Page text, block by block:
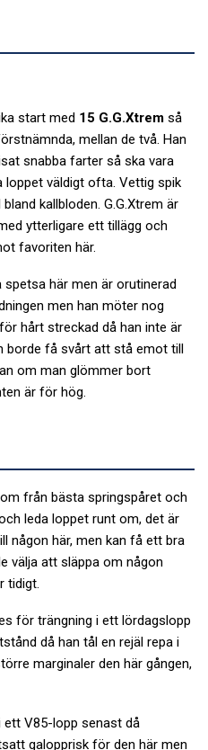
start med 15 G.G.Xtrem så
mellan de två. Han
snabba farter så ska vara
väldigt ofta. Vettig spik
kallbloden. G.G.Xtrem är
ytterligare ett tillägg och
favoriten här.
spetsa här men är orutinerad
men han möter nog
hårt streckad då han inte är
borde få svårt att stå emot till
om man glömmer bort
är för hög.
från bästa springspåret och
leda loppet runt om, det är
någon här, men kan få ett bra
välja att släppa om någon
tidigt.
för trängning i ett lördagslopp
då han tål en rejäl repa i
marginaler den här gången,
ett V85-lopp senast då
galopprisk för den här men